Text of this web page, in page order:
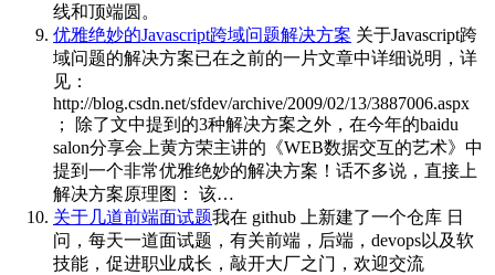
线和顶端圆。
优雅绝妙的Javascript跨域问题解决方案 关于Javascript跨
域问题的解决方案已在之前的一片文章中详细说明，详
见：
http://blog.csdn.net/sfdev/archive/2009/02/13/3887006.aspx
； 除了文中提到的3种解决方案之外，在今年的baidu
salon分享会上黄方荣主讲的《WEB数据交互的艺术》中
提到一个非常优雅绝妙的解决方案！话不多说，直接上
解决方案原理图： 该…
关于几道前端面试题我在 github 上新建了一个仓库 日
问，每天一道面试题，有关前端，后端，devops以及软
技能，促进职业成长，敲开大厂之门，欢迎交流